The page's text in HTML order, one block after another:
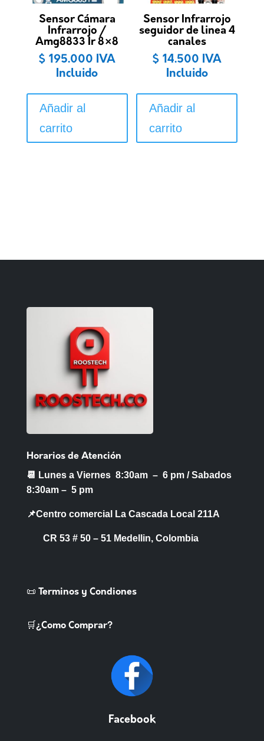
Sensor Cámara
Infrarrojo /
Amg8833 Ir 8×8
$ 195.000 IVA
Incluido
Añadir al
carrito
Sensor Infrarrojo
seguidor de linea 4
canales
$ 14.500 IVA
Incluido
Añadir al
carrito
Horarios de Atención
📆 Lunes a Viernes 8:30am – 6 pm /Sabados
8:30am – 5 pm
📌Centro comercial La Cascada Local 211A
CR 53 # 50 – 51 Medellin, Colombia
📜 Terminos y Condiones
🛒¿Como Comprar?
Facebook